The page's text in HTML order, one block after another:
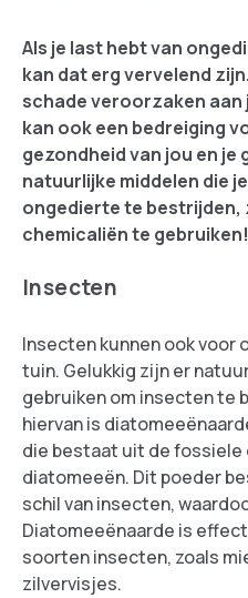
Als je last hebt van
kan dat erg vervelend
schade veroorzaken aan
kan ook een bedreiging
gezondheid van jou en je
natuurlijke middelen die
ongedierte te bestrijden,
chemicaliën te gebruiken!
Insecten
Insecten kunnen ook voor
tuin. Gelukkig zijn er
gebruiken om insecten te
hiervan is
die bestaat uit de fossiele
diatomeeën. Dit poeder
schil van insecten,
Diatomeeënaarde is
soorten insecten, zoals
zilvervisjes.